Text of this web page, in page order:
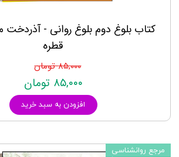
کتاب بلوغ دوم بلوغ روانی -
قطره
۸۵,۰۰۰ تومان
۸۵,۰۰۰ تومان
افزودن به سبد خرید
مرجع روانشناسی